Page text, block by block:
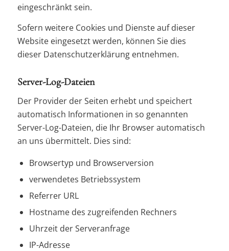
eingeschränkt sein.
Sofern weitere Cookies und Dienste auf dieser
Website eingesetzt werden, können Sie dies
dieser Datenschutzerklärung entnehmen.
Server-Log-Dateien
Der Provider der Seiten erhebt und speichert
automatisch Informationen in so genannten
Server-Log-Dateien, die Ihr Browser automatisch
an uns übermittelt. Dies sind:
Browsertyp und Browserversion
verwendetes Betriebssystem
Referrer URL
Hostname des zugreifenden Rechners
Uhrzeit der Serveranfrage
IP-Adresse